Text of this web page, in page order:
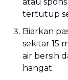
tertutup
Biarkan
sekitar 15
air bersih
hangat.